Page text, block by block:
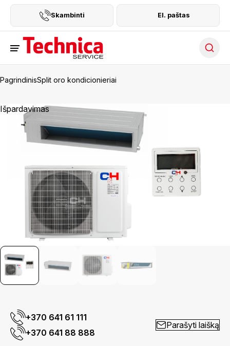
Skambinti El. paštas
PagrindinisSplit oro kondicionieriai
Išpardavimas
+370 641 61 111
+370 641 88 888
Parašyti laišką